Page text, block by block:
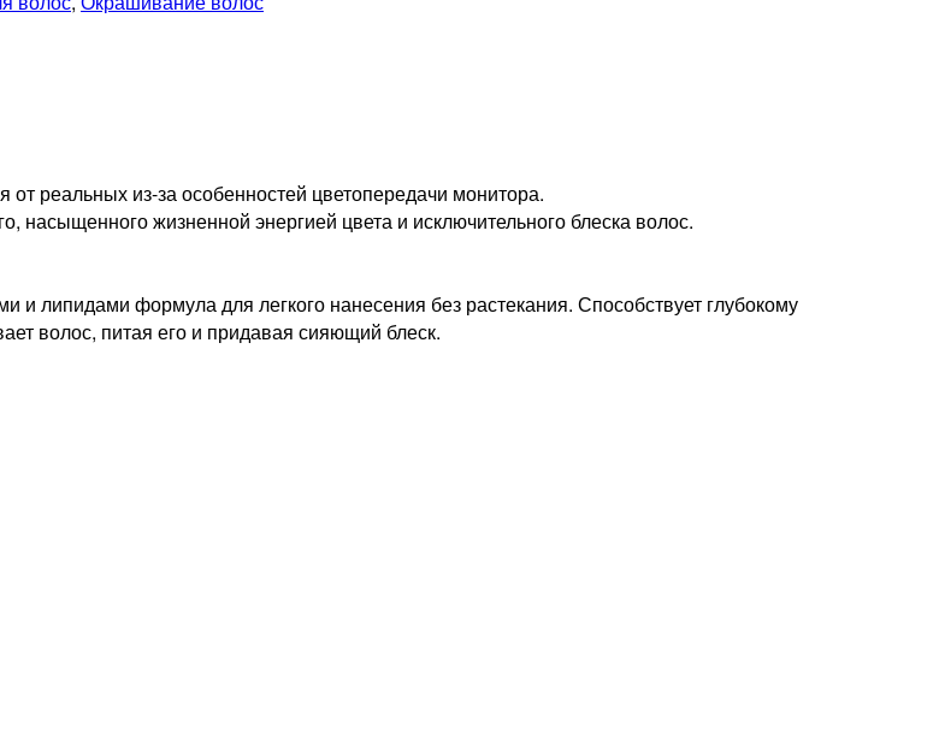
реальных из-за особенностей цветопередачи монитора.
насыщенного жизненной энергией цвета и исключительного блеска волос.
липидами формула для легкого нанесения без растекания. Способствует глубокому
волос, питая его и придавая сияющий блеск.